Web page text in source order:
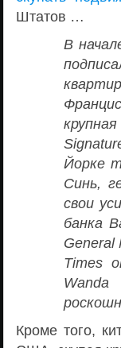
Штатов …
В
Йорке
Синь,
свои
банка
Times
Кроме того,